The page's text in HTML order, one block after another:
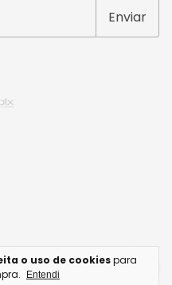
o uso de cookiespara
Entendi